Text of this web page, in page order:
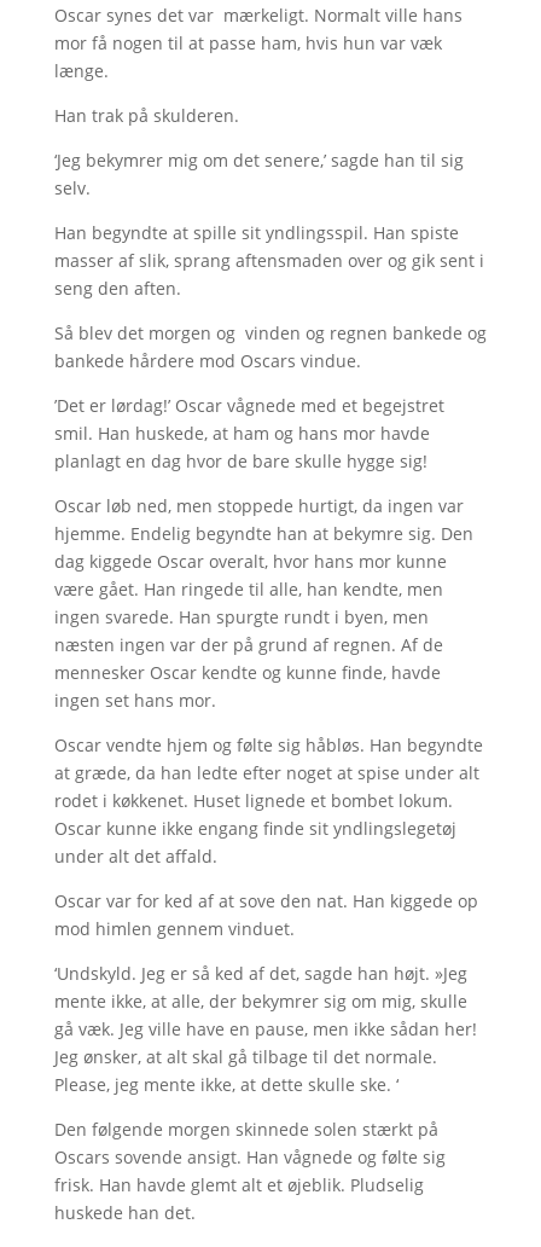
Oscar synes det var mærkeligt. Normalt ville hans
mor få nogen til at passe ham, hvis hun var væk
længe.
Han trak på skulderen.
‘Jeg bekymrer mig om det senere,’ sagde han til sig
selv.
Han begyndte at spille sit yndlingsspil. Han spiste
masser af slik, sprang aftensmaden over og gik sent i
seng den aften.
Så blev det morgen og vinden og regnen bankede og
bankede hårdere mod Oscars vindue.
’Det er lørdag!’ Oscar vågnede med et begejstret
smil. Han huskede, at ham og hans mor havde
planlagt en dag hvor de bare skulle hygge sig!
Oscar løb ned, men stoppede hurtigt, da ingen var
hjemme. Endelig begyndte han at bekymre sig. Den
dag kiggede Oscar overalt, hvor hans mor kunne
være gået. Han ringede til alle, han kendte, men
ingen svarede. Han spurgte rundt i byen, men
næsten ingen var der på grund af regnen. Af de
mennesker Oscar kendte og kunne finde, havde
ingen set hans mor.
Oscar vendte hjem og følte sig håbløs. Han begyndte
at græde, da han ledte efter noget at spise under alt
rodet i køkkenet. Huset lignede et bombet lokum.
Oscar kunne ikke engang finde sit yndlingslegetøj
under alt det affald.
Oscar var for ked af at sove den nat. Han kiggede op
mod himlen gennem vinduet.
‘Undskyld. Jeg er så ked af det, sagde han højt. »Jeg
mente ikke, at alle, der bekymrer sig om mig, skulle
gå væk. Jeg ville have en pause, men ikke sådan her!
Jeg ønsker, at alt skal gå tilbage til det normale.
Please, jeg mente ikke, at dette skulle ske. ‘
Den følgende morgen skinnede solen stærkt på
Oscars sovende ansigt. Han vågnede og følte sig
frisk. Han havde glemt alt et øjeblik. Pludselig
huskede han det.